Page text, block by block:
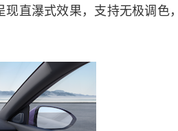
直瀑式效果，支持无极调色